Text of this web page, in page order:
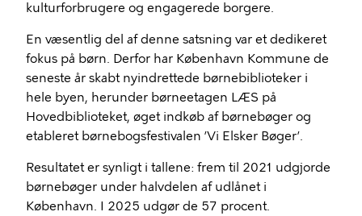
kulturforbrugere og engagerede borgere.
En væsentlig del af denne satsning var et dedikeret
fokus på børn. Derfor har København Kommune de
seneste år skabt nyindrettede børnebiblioteker i
hele byen, herunder børneetagen LÆS på
Hovedbiblioteket, øget indkøb af børnebøger og
etableret børnebogsfestivalen ’Vi Elsker Bøger’.
Resultatet er synligt i tallene: frem til 2021 udgjorde
børnebøger under halvdelen af udlånet i
København. I 2025 udgør de 57 procent.